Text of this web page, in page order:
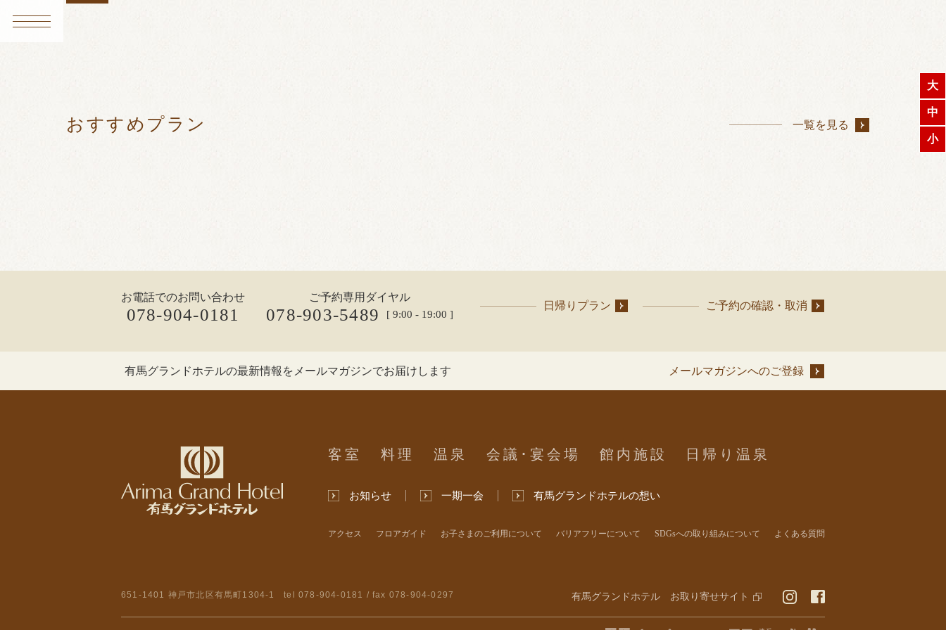
おすすめプラン 一覧を見る
お電話でのお問い合わせ
078-904-0181
ご予約専用ダイヤル
078-903-5489 [ 9:00 - 19:00 ]
日帰りプラン ご予約の確認・取消
有馬グランドホテルの最新情報を メールマガジンでお届けします メールマガジンへのご登録
客室 料理 温泉 会議･宴会場 館内施設 日帰り温泉
お知らせ 一期一会 有馬グランドホテルの想い
アクセス フロアガイド お子さまのご利用について バリアフリーについて SDGsへの取り組みについて よくある質問
651-1401 神戸市北区有馬町1304-1 tel078-904-0181 / fax 078-904-0297 有馬グランドホテル お取り寄せサイト
大
中
小